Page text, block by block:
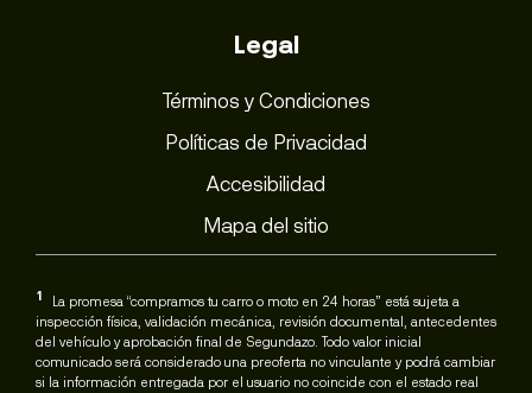
Legal
Términos y Condiciones
Políticas de Privacidad
Accesibilidad
Mapa del sitio
1
La promesa “compramos tu carro o moto en 24 horas” está sujeta a
inspección física, validación mecánica, revisión documental, antecedentes
del vehículo y aprobación final de Segundazo. Todo valor inicial
comunicado será considerado una preoferta no vinculante y podrá cambiar
si la información entregada por el usuario no coincide con el estado real